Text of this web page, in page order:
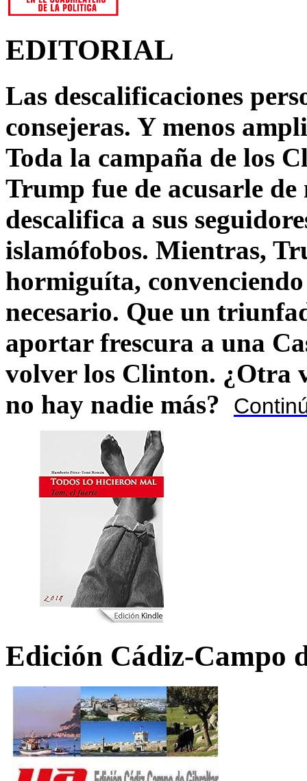
EDITORIAL
Las descalificaciones
consejeras. Y menos
Toda la campaña de los
Trump fue de acusarle
descalifica a sus
islamófobos. Mientras,
hormiguíta,
necesario. Que un
aportar frescura a una
volver los Clinton. ¿Otra
no hay nadie más?
Edición Cádiz-Campo